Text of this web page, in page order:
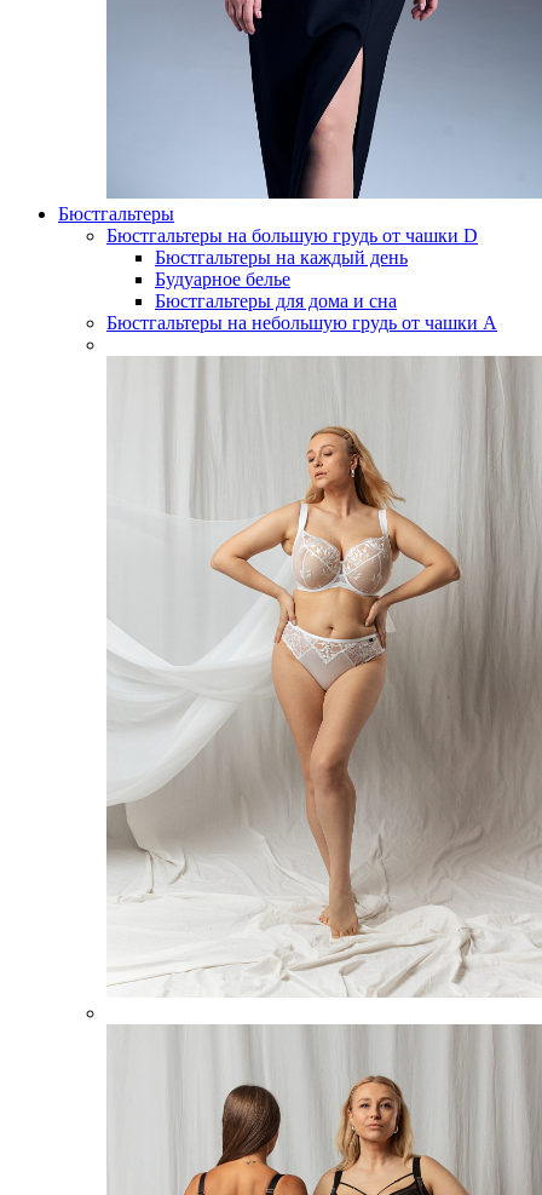
Бюстгальтеры
Бюстгальтеры на большую грудь от чашки D
Бюстгальтеры на каждый день
Будуарное белье
Бюстгальтеры для дома и сна
Бюстгальтеры на небольшую грудь от чашки А